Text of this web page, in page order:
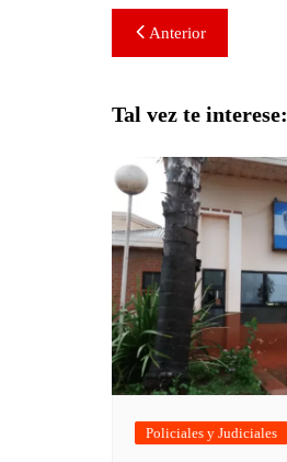
Navegación
de
entradas
Anterior
Tal vez te interese:
Policiales y Judiciales